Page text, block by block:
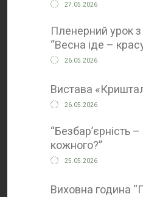
27.05.2026
Пленерний урок з
“Весна іде –
26.05.2026
Вистава
26.05.2026
“Безбар’єрність
кожного?”
25.05.2026
Виховна година